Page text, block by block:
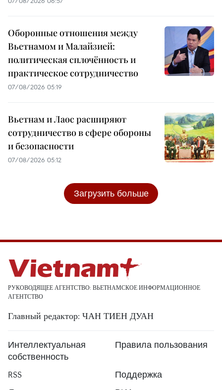
Оборонные отношения между
Вьетнамом и Малайзией:
политическая сплочённость и
практическое сотрудничество
07/08/2026 05:19
Вьетнам и Лаос расширяют
сотрудничество в сфере обороны
и безопасности
07/08/2026 05:12
Загрузить больше
РУКОВОДЯЩЕЕ АГЕНТСТВО: ВЬЕТНАМСКОЕ ИНФОРМАЦИОННОЕ
АГЕНТСТВО
Главный редактор: ЧАН ТИЕН ДУАН
Интеллектуальная
собственность
Правила пользования
RSS
Поддержка